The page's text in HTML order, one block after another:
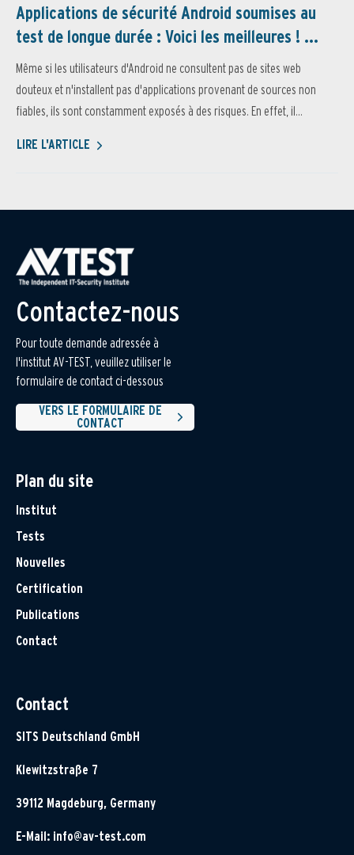
Applications de sécurité Android soumises au
test de longue durée : Voici les meilleures ! ...
Même si les utilisateurs d'Android ne consultent pas de sites web
douteux et n'installent pas d'applications provenant de sources non
fiables, ils sont constamment exposés à des risques. En effet, il...
LIRE L'ARTICLE
Contactez-nous
Pour toute demande adressée à
l'institut AV-TEST, veuillez utiliser le
formulaire de contact ci-dessous
VERS LE FORMULAIRE DE
CONTACT
Plan du site
Institut
Tests
Nouvelles
Certification
Publications
Contact
Contact
SITS Deutschland GmbH
Klewitzstraße 7
39112 Magdeburg, Germany
E-Mail: info@av-test.com